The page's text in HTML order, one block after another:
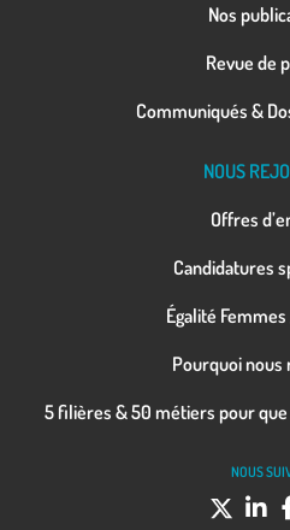
Nos
Revue de
Communiqués &
NOUS
Offres
Candidatures
Égalité
Pourquoi nous
5 filières & 50 métiers pour
NOUS